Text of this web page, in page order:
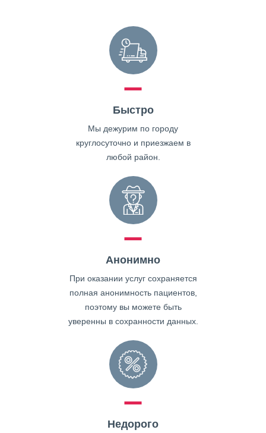
Быстро
Мы дежурим по городу
круглосуточно и приезжаем в
любой район.
Анонимно
При оказании услуг сохраняется
полная анонимность пациентов,
поэтому вы можете быть
уверенны в сохранности данных.
Недорого